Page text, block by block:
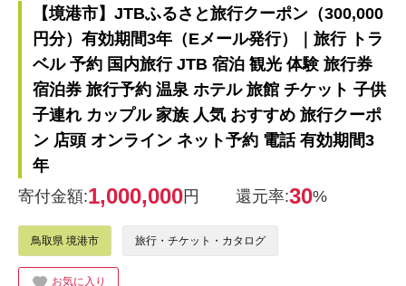
【境港市】JTBふるさと旅行クーポン（300,000
円分）有効期間3年（Eメール発行）｜旅行 トラ
ベル 予約 国内旅行 JTB 宿泊 観光 体験 旅行券
宿泊券 旅行予約 温泉 ホテル 旅館 チケット 子供
子連れ カップル 家族 人気 おすすめ 旅行クーポ
ン 店頭 オンライン ネット予約 電話 有効期間3
年
寄付金額:1,000,000円 還元率:30%
鳥取県 境港市 旅行・チケット・カタログ
お気に入り